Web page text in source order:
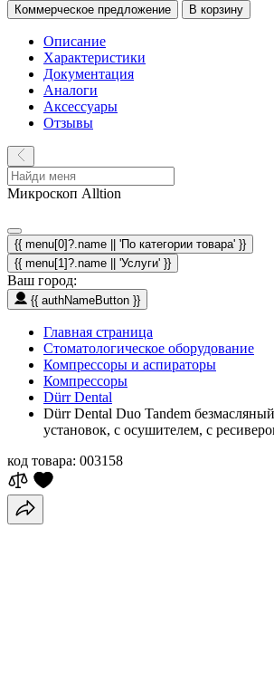
Коммерческое предложение В корзину
Описание
Характеристики
Документация
Аналоги
Аксессуары
Отзывы
Микроскоп Alltion
{{ menu[0]?.name || 'По категории товара' }}
{{ menu[1]?.name || 'Услуги' }}
Ваш город:
{{ authNameButton }}
Главная страница
Стоматологическое оборудование
Компрессоры и аспираторы
Компрессоры
Dürr Dental
Dürr Dental Duo Tandem
установок, с осушителем, с
код товара: 003158